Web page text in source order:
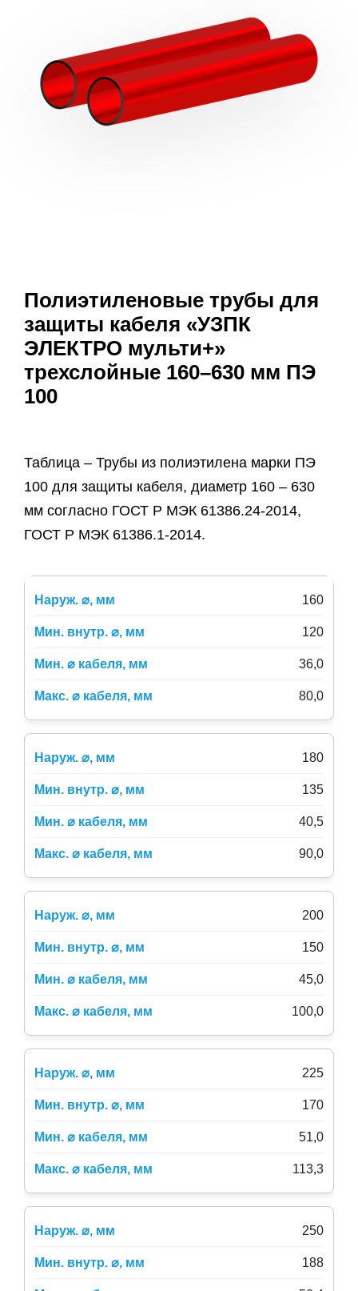
Полиэтиленовые трубы для
защиты кабеля «УЗПК
ЭЛЕКТРО мульти+»
трехслойные 160–630 мм ПЭ
100
Таблица – Трубы из полиэтилена марки ПЭ
100 для защиты кабеля, диаметр 160 – 630
мм согласно ГОСТ Р МЭК 61386.24-2014,
ГОСТ Р МЭК 61386.1-2014.
160
120
36,0
80,0
180
135
40,5
90,0
200
150
45,0
100,0
225
170
51,0
113,3
250
188